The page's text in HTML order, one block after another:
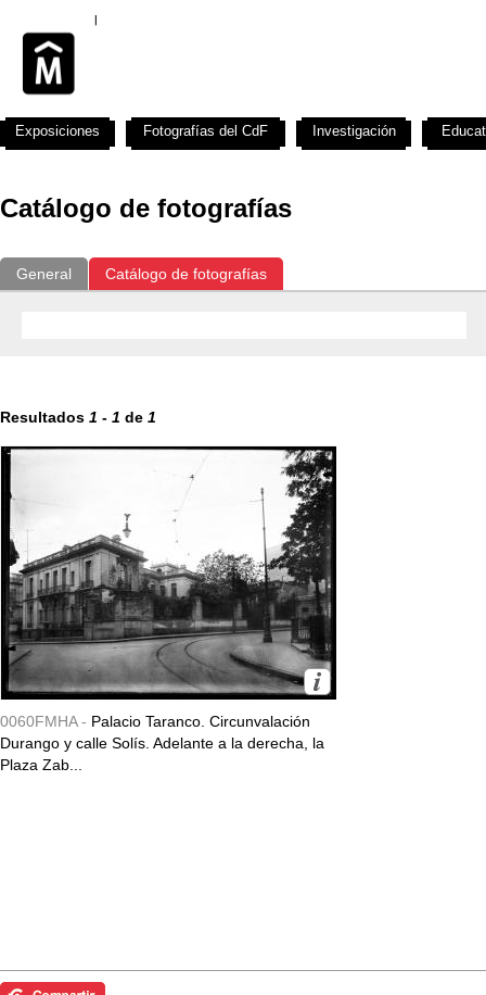
Catálogo de fotografías
General Catálogo de fotografías
Resultados 1 - 1 de 1
0060FMHA - Palacio Taranco. Circunvalación
Durango y calle Solís. Adelante a la derecha, la
Plaza Zab...
Exposiciones Fotografías del CdF Investigación